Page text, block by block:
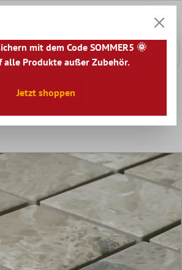
Sahara Steinoptik
mit dem Code SOMMER5 🌞
alle Produkte außer Zubehör.
Jetzt shoppen